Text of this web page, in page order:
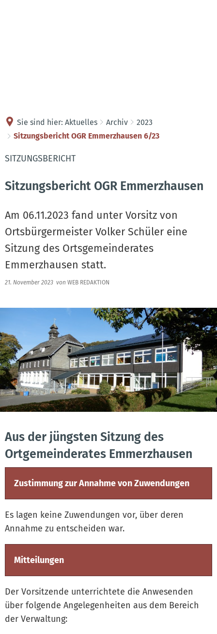
Sie sind hier: Aktuelles Archiv
2023
Sitzungsbericht OGR Emmerzhausen 6/23
SITZUNGSBERICHT
Sitzungsbericht OGR Emmerzhausen
Am 06.11.2023 fand unter Vorsitz von
Ortsbürgermeister Volker Schüler eine
Sitzung des Ortsgemeinderates
Emmerzhausen statt.
21. November 2023 von WEB REDAKTION
Aus der jüngsten Sitzung des
Ortgemeinderates Emmerzhausen
Zustimmung zur Annahme von Zuwendungen
Es lagen keine Zuwendungen vor, über deren
Annahme zu entscheiden war.
Mitteilungen
Der Vorsitzende unterrichtete die Anwesenden
über folgende Angelegenheiten aus dem Bereich
der Verwaltung: